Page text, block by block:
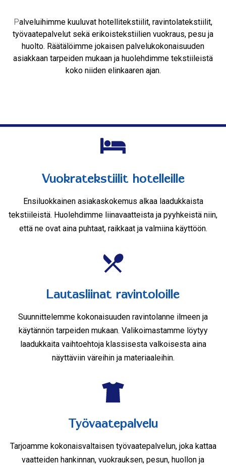
Palveluihimme kuuluvat hotellitekstiilit, ravintolatekstiilit,
työvaatepalvelut sekä erikoistekstiilien vuokraus, pesu ja
huolto. Räätälöimme jokaisen palvelukokonaisuuden
asiakkaan tarpeiden mukaan ja huolehdimme tekstiileistä
koko niiden elinkaaren ajan.
Vuokratekstiilit hotelleille
Ensiluokkainen asiakaskokemus alkaa laadukkaista
tekstiileistä. Huolehdimme liinavaatteista ja pyyhkeistä niin,
että ne ovat aina puhtaat, raikkaat ja valmiina käyttöön.
Lautasliinat ravintoloille
Suunnittelemme kokonaisuuden ravintolanne ilmeen ja
käytännön tarpeiden mukaan. Valikoimastamme löytyy
laadukkaita vaihtoehtoja klassisesta valkoisesta aina
näyttäviin väreihin ja materiaaleihin.
Työvaatepalvelu
Tarjoamme kokonaisvaltaisen työvaatepalvelun, joka kattaa
vaatteiden hankinnan, vuokrauksen, pesun, huollon ja